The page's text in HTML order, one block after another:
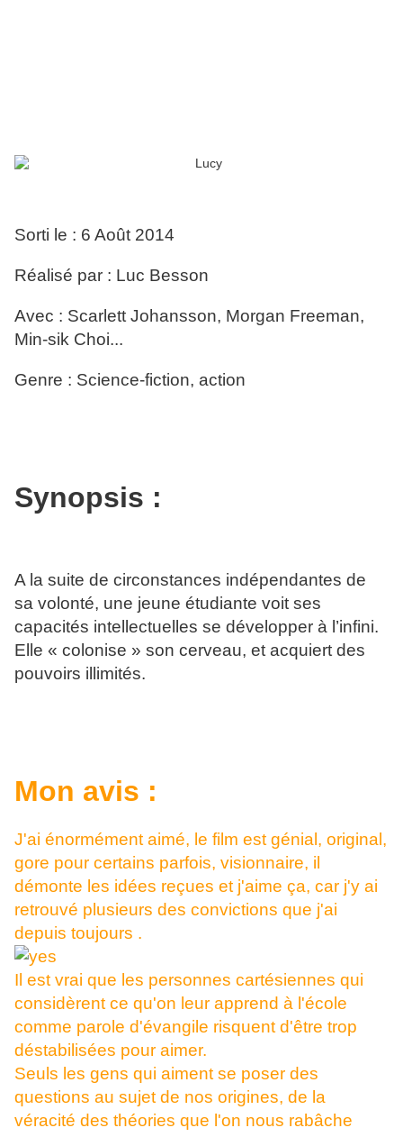
Sorti le : 6 Août 2014
Réalisé par : Luc Besson
Avec : Scarlett Johansson, Morgan Freeman,
Min-sik Choi...
Genre : Science-fiction, action
Synopsis :
A la suite de circonstances indépendantes de
sa volonté, une jeune étudiante voit ses
capacités intellectuelles se développer à l’infini.
Elle « colonise » son cerveau, et acquiert des
pouvoirs illimités.
Mon avis :
J'ai énormément aimé, le film est génial, original,
gore pour certains parfois, visionnaire, il
démonte les idées reçues et j'aime ça, car j'y ai
retrouvé plusieurs des convictions que j'ai
depuis toujours .
Il est vrai que les personnes cartésiennes qui
considèrent ce qu'on leur apprend à l'école
comme parole d'évangile risquent d'être trop
déstabilisées pour aimer.
Seuls les gens qui aiment se poser des
questions au sujet de nos origines, de la
véracité des théories que l'on nous rabâche